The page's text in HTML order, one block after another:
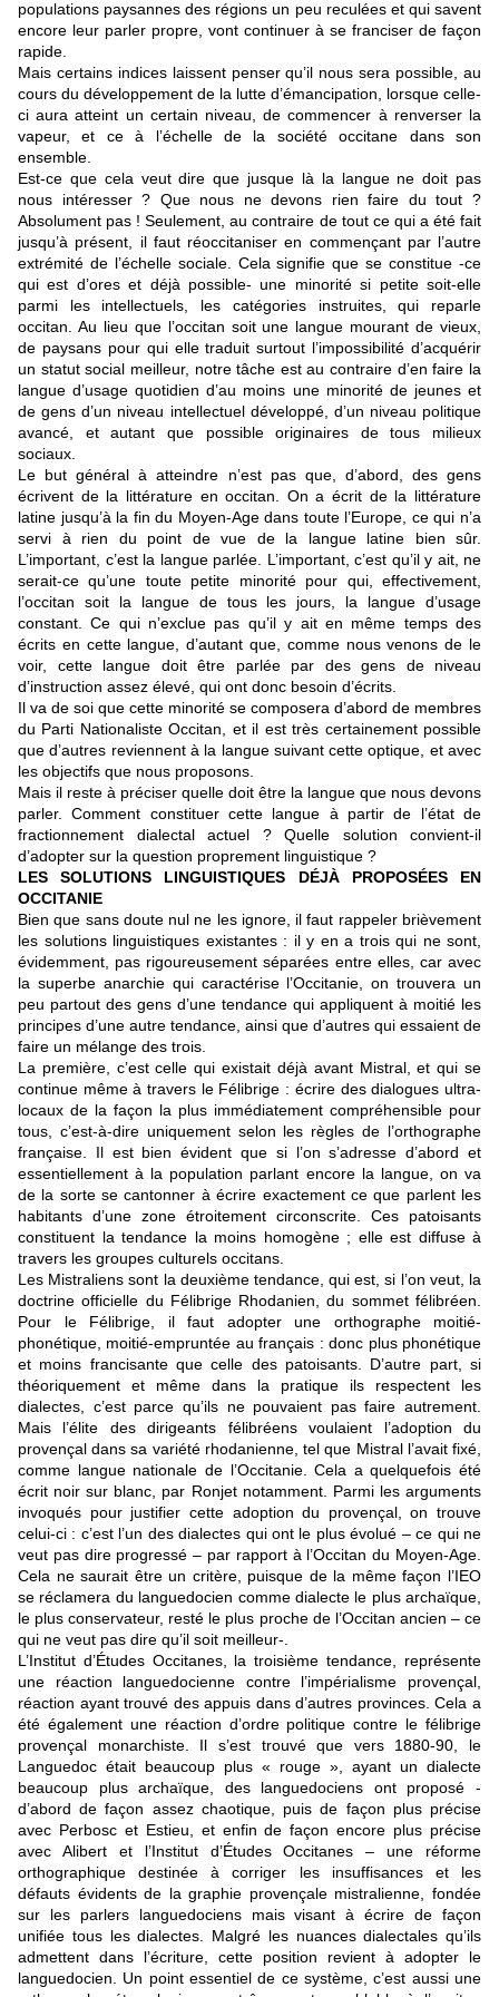
populations paysannes des régions un peu reculées et qui savent
encore leur parler propre, vont continuer à se franciser de façon
rapide.
Mais certains indices laissent penser qu’il nous sera possible, au
cours du développement de la lutte d’émancipation, lorsque celle-
ci aura atteint un certain niveau, de commencer à renverser la
vapeur, et ce à l’échelle de la société occitane dans son
ensemble.
Est-ce que cela veut dire que jusque là la langue ne doit pas
nous intéresser ? Que nous ne devons rien faire du tout ?
Absolument pas ! Seulement, au contraire de tout ce qui a été fait
jusqu’à présent, il faut réoccitaniser en commençant par l’autre
extrémité de l’échelle sociale. Cela signifie que se constitue -ce
qui est d’ores et déjà possible- une minorité si petite soit-elle
parmi les intellectuels, les catégories instruites, qui reparle
occitan. Au lieu que l’occitan soit une langue mourant de vieux,
de paysans pour qui elle traduit surtout l’impossibilité d’acquérir
un statut social meilleur, notre tâche est au contraire d’en faire la
langue d’usage quotidien d’au moins une minorité de jeunes et
de gens d’un niveau intellectuel développé, d’un niveau politique
avancé, et autant que possible originaires de tous milieux
sociaux.
Le but général à atteindre n’est pas que, d’abord, des gens
écrivent de la littérature en occitan. On a écrit de la littérature
latine jusqu’à la fin du Moyen-Age dans toute l’Europe, ce qui n’a
servi à rien du point de vue de la langue latine bien sûr.
L’important, c’est la langue parlée. L’important, c’est qu’il y ait, ne
serait-ce qu’une toute petite minorité pour qui, effectivement,
l’occitan soit la langue de tous les jours, la langue d’usage
constant. Ce qui n’exclue pas qu’il y ait en même temps des
écrits en cette langue, d’autant que, comme nous venons de le
voir, cette langue doit être parlée par des gens de niveau
d’instruction assez élevé, qui ont donc besoin d’écrits.
Il va de soi que cette minorité se composera d’abord de membres
du Parti Nationaliste Occitan, et il est très certainement possible
que d’autres reviennent à la langue suivant cette optique, et avec
les objectifs que nous proposons.
Mais il reste à préciser quelle doit être la langue que nous devons
parler. Comment constituer cette langue à partir de l’état de
fractionnement dialectal actuel ? Quelle solution convient-il
d’adopter sur la question proprement linguistique ?
LES SOLUTIONS LINGUISTIQUES DÉJÀ PROPOSÉES EN
OCCITANIE
Bien que sans doute nul ne les ignore, il faut rappeler brièvement
les solutions linguistiques existantes : il y en a trois qui ne sont,
évidemment, pas rigoureusement séparées entre elles, car avec
la superbe anarchie qui caractérise l’Occitanie, on trouvera un
peu partout des gens d’une tendance qui appliquent à moitié les
principes d’une autre tendance, ainsi que d’autres qui essaient de
faire un mélange des trois.
La première, c’est celle qui existait déjà avant Mistral, et qui se
continue même à travers le Félibrige : écrire des dialogues ultra-
locaux de la façon la plus immédiatement compréhensible pour
tous, c’est-à-dire uniquement selon les règles de l’orthographe
française. Il est bien évident que si l’on s’adresse d’abord et
essentiellement à la population parlant encore la langue, on va
de la sorte se cantonner à écrire exactement ce que parlent les
habitants d’une zone étroitement circonscrite. Ces patoisants
constituent la tendance la moins homogène ; elle est diffuse à
travers les groupes culturels occitans.
Les Mistraliens sont la deuxième tendance, qui est, si l’on veut, la
doctrine officielle du Félibrige Rhodanien, du sommet félibréen.
Pour le Félibrige, il faut adopter une orthographe moitié-
phonétique, moitié-empruntée au français : donc plus phonétique
et moins francisante que celle des patoisants. D’autre part, si
théoriquement et même dans la pratique ils respectent les
dialectes, c’est parce qu’ils ne pouvaient pas faire autrement.
Mais l’élite des dirigeants félibréens voulaient l’adoption du
provençal dans sa variété rhodanienne, tel que Mistral l’avait fixé,
comme langue nationale de l’Occitanie. Cela a quelquefois été
écrit noir sur blanc, par Ronjet notamment. Parmi les arguments
invoqués pour justifier cette adoption du provençal, on trouve
celui-ci : c’est l’un des dialectes qui ont le plus évolué – ce qui ne
veut pas dire progressé – par rapport à l’Occitan du Moyen-Age.
Cela ne saurait être un critère, puisque de la même façon l’IEO
se réclamera du languedocien comme dialecte le plus archaïque,
le plus conservateur, resté le plus proche de l’Occitan ancien – ce
qui ne veut pas dire qu’il soit meilleur-.
L’Institut d’Études Occitanes, la troisième tendance, représente
une réaction languedocienne contre l’impérialisme provençal,
réaction ayant trouvé des appuis dans d’autres provinces. Cela a
été également une réaction d’ordre politique contre le félibrige
provençal monarchiste. Il s’est trouvé que vers 1880-90, le
Languedoc était beaucoup plus « rouge », ayant un dialecte
beaucoup plus archaïque, des languedociens ont proposé -
d’abord de façon assez chaotique, puis de façon plus précise
avec Perbosc et Estieu, et enfin de façon encore plus précise
avec Alibert et l’Institut d’Études Occitanes – une réforme
orthographique destinée à corriger les insuffisances et les
défauts évidents de la graphie provençale mistralienne, fondée
sur les parlers languedociens mais visant à écrire de façon
unifiée tous les dialectes. Malgré les nuances dialectales qu’ils
admettent dans l’écriture, cette position revient à adopter le
languedocien. Un point essentiel de ce système, c’est aussi une